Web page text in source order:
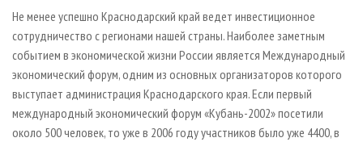
Не менее успешно Краснодарский край ведет инвестиционное
сотрудничество с регионами нашей страны. Наиболее заметным
событием в экономической жизни России является Международный
экономический форум, одним из основных организаторов которого
выступает администрация Краснодарского края. Если первый
международный экономический форум «Кубань-2002» посетили
около 500 человек, то уже в 2006 году участников было уже 4400, в